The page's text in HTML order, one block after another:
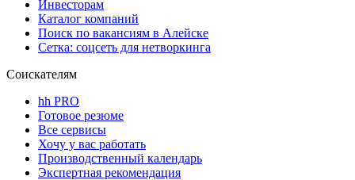
Инвесторам
Каталог компаний
Поиск по вакансиям в Алейске
Сетка: соцсеть для нетворкинга
Соискателям
hh PRO
Готовое резюме
Все сервисы
Хочу у вас работать
Производственный календарь
Экспертная рекомендация